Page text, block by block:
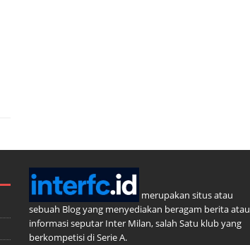
merupakan situs atau
sebuah Blog yang menyediakan beragam berita atau
informasi seputar Inter Milan, salah Satu klub yang
berkompetisi di Serie A.